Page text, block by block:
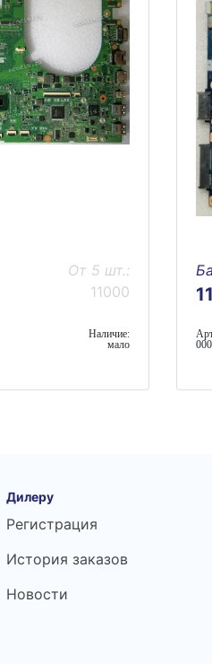
От 5 шт.:
11000
Наличие:
мало
Дилеру
Регистрация
История заказов
Новости